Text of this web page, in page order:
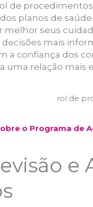
de
planos de
seus
mais
a confiança dos
uma relação mais
o Programa de